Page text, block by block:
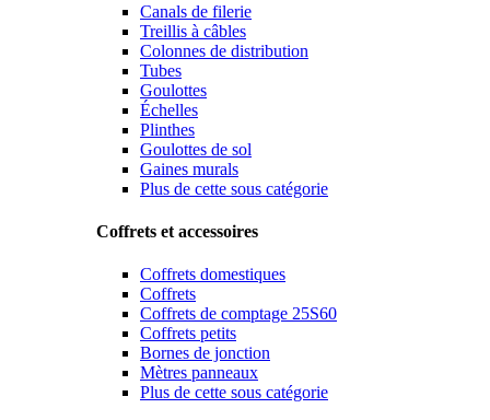
Canals de filerie
Treillis à câbles
Colonnes de distribution
Tubes
Goulottes
Échelles
Plinthes
Goulottes de sol
Gaines murals
Plus de cette sous catégorie
Coffrets et accessoires
Coffrets domestiques
Coffrets
Coffrets de comptage 25S60
Coffrets petits
Bornes de jonction
Mètres panneaux
Plus de cette sous catégorie